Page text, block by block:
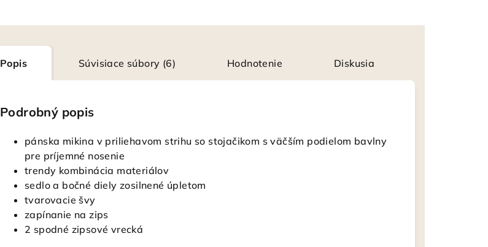
Popis Súvisiace súbory (6) Hodnotenie Diskusia
Podrobný popis
pánska mikina v priliehavom strihu so stojačikom s väčším podielom bavlny
pre príjemné nosenie
trendy kombinácia materiálov
sedlo a bočné diely zosilnené úpletom
tvarovacie švy
zapínanie na zips
2 spodné zipsové vrecká